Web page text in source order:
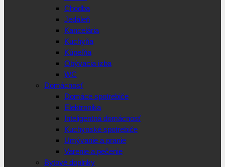
Chodba
Jedáleň
Kancelária
Kuchyňa
Kúpeľňa
Obývacia izba
WC
Domácnosť
Domáce spotrebiče
Elektronika
Inteligentná domácnosť
Kuchynské spotrebiče
Umývanie a pranie
Varenie a pečenie
Bytové doplnky